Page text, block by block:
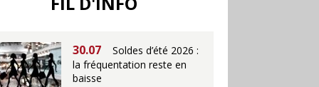
30.07
Soldes d’été 2026 :
la fréquentation reste en
baisse